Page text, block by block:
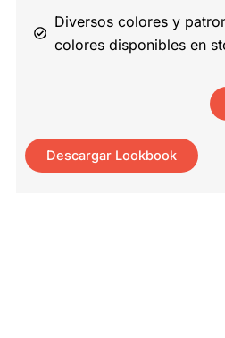
Diversos colores y
colores disponibles en
Descargar Lookbook